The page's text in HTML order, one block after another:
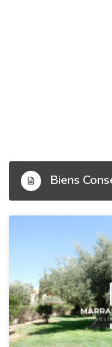
Biens